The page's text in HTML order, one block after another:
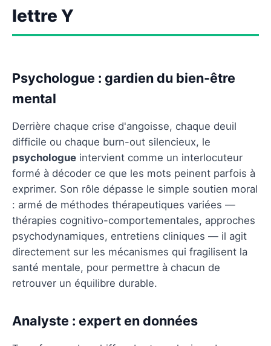
lettre Y
Psychologue : gardien du bien-être
mental
Derrière chaque crise d'angoisse, chaque deuil
difficile ou chaque burn-out silencieux, le
psychologue intervient comme un interlocuteur
formé à décoder ce que les mots peinent parfois à
exprimer. Son rôle dépasse le simple soutien moral
: armé de méthodes thérapeutiques variées —
thérapies cognitivo-comportementales, approches
psychodynamiques, entretiens cliniques — il agit
directement sur les mécanismes qui fragilisent la
santé mentale, pour permettre à chacun de
retrouver un équilibre durable.
Analyste : expert en données